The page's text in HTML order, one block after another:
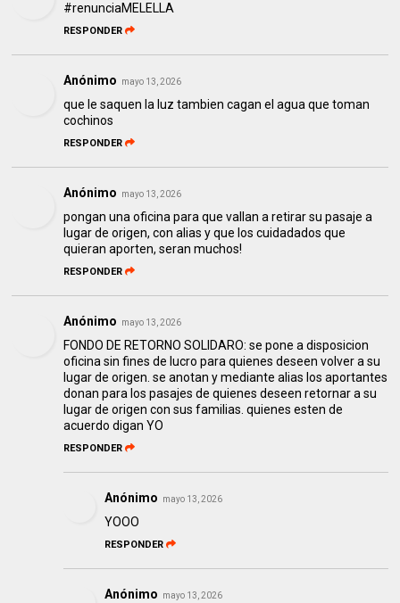
#renunciaMELELLA
RESPONDER
Anónimo mayo 13, 2026
que le saquen la luz tambien cagan el agua que toman
cochinos
RESPONDER
Anónimo mayo 13, 2026
pongan una oficina para que vallan a retirar su pasaje a
lugar de origen, con alias y que los cuidadados que
quieran aporten, seran muchos!
RESPONDER
Anónimo mayo 13, 2026
FONDO DE RETORNO SOLIDARO: se pone a disposicion
oficina sin fines de lucro para quienes deseen volver a su
lugar de origen. se anotan y mediante alias los aportantes
donan para los pasajes de quienes deseen retornar a su
lugar de origen con sus familias. quienes esten de
acuerdo digan YO
RESPONDER
Anónimo mayo 13, 2026
YOOO
RESPONDER
Anónimo mayo 13, 2026